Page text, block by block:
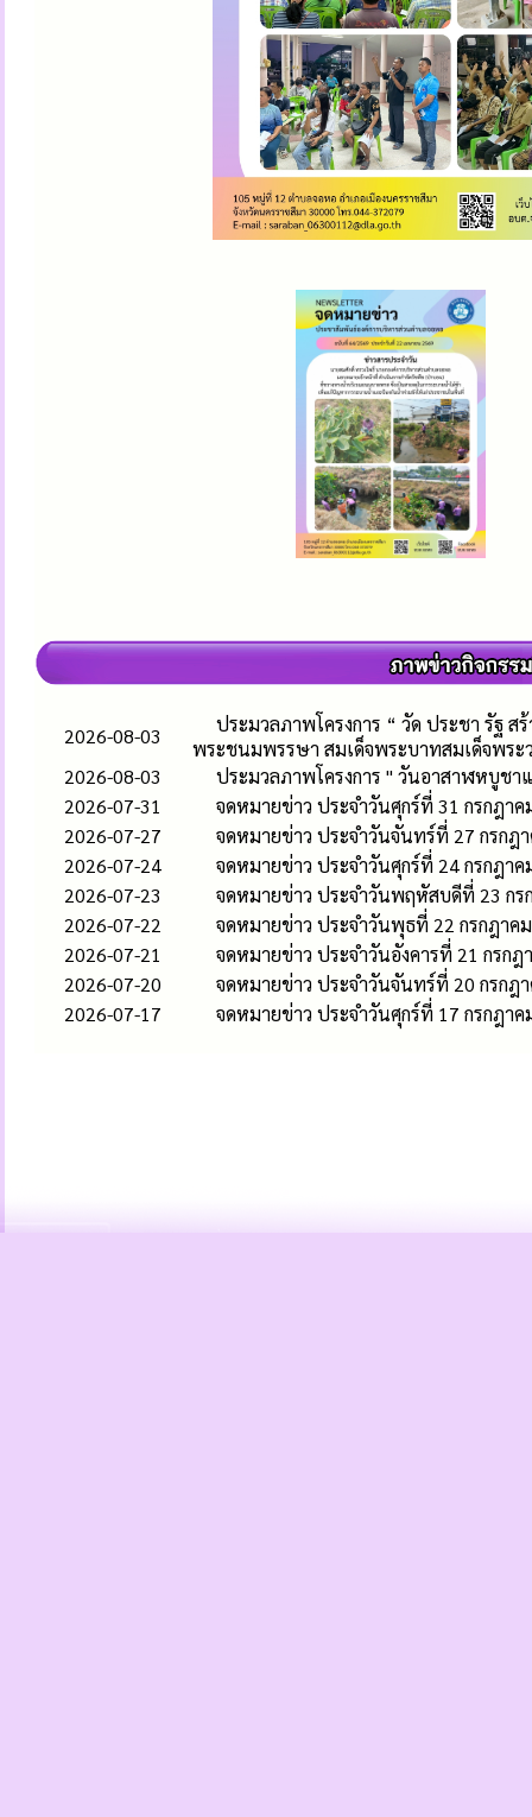
2026-08-03
ประมวลภาพโครงการ “ วัด ประชา รัฐ ส
พระชนมพรรษา สมเด็จพระบาทสมเด็จพระ
2026-08-03
ประมวลภาพโครงการ " วันอาสาฬหบูช
2026-07-31
จดหมายข่าว ประจำวันศุกร์ที่ 31 กรกฎา
2026-07-27
จดหมายข่าว ประจำวันจันทร์ที่ 27 กรกฎ
2026-07-24
จดหมายข่าว ประจำวันศุกร์ที่ 24 กรกฎา
2026-07-23
จดหมายข่าว ประจำวันพฤหัสบดีที่ 23 ก
2026-07-22
จดหมายข่าว ประจำวันพุธที่ 22 กรกฎาค
2026-07-21
จดหมายข่าว ประจำวันอังคารที่ 21 กรก
2026-07-20
จดหมายข่าว ประจำวันจันทร์ที่ 20 กรกฎ
2026-07-17
จดหมายข่าว ประจำวันศุกร์ที่ 17 กรกฎา